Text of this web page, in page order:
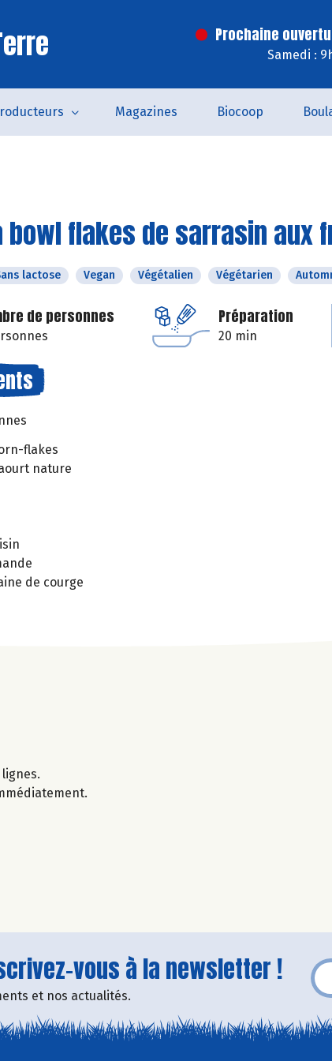
Prochaine
Samedi :
Magazines Biocoop
bowl flakes de sarrasin aux
lactose Vegan Végétalien Végétarien
de personnes Préparation
20 min
flakes
nature
de courge
vous à la newsletter !
et nos actualités.